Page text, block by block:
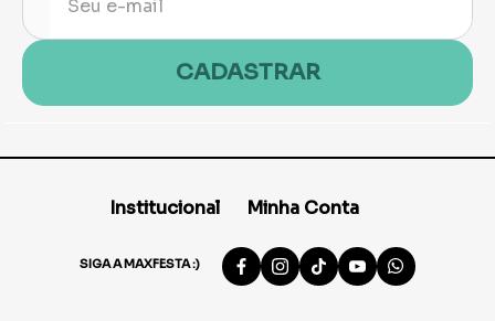
CADASTRAR
Institucional Minha Conta
SIGA A MAXFESTA :)